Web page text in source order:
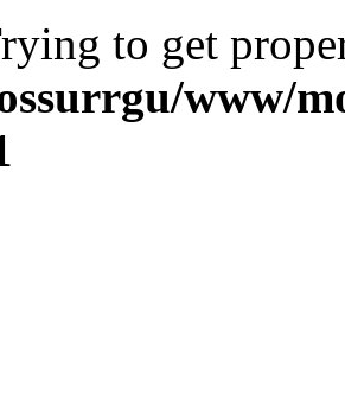
to get
www/